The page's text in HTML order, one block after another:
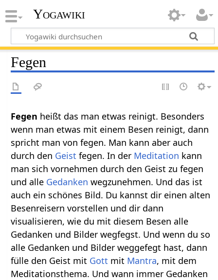
Yogawiki
Fegen
heißt das man etwas reinigt. Besonders
wenn man etwas mit einem Besen reinigt, dann
spricht man von fegen. Man kann aber auch
durch den Geist fegen. In der Meditation kann
man sich vornehmen durch den Geist zu fegen
und alle Gedanken wegzunehmen. Und das ist
auch ein schönes Bild. Du kannst dir einen alten
Besenreisern vorstellen und dir dann
visualisieren, wie du mit diesem Besen alle
Gedanken und Bilder wegfegst. Und wenn du so
alle Gedanken und Bilder weggefegt hast, dann
fülle den Geist mit Gott mit Mantra, mit dem
Meditationsthema. Und wann immer Gedanken